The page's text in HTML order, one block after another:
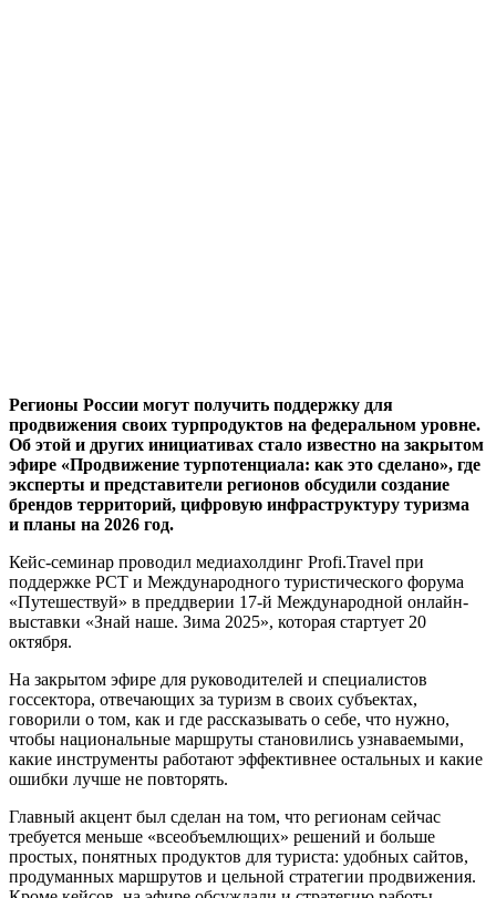
Регионы России могут получить поддержку для
продвижения своих турпродуктов на федеральном уровне.
Об этой и других инициативах стало известно на закрытом
эфире «Продвижение турпотенциала: как это сделано», где
эксперты и представители регионов обсудили создание
брендов территорий, цифровую инфраструктуру туризма
и планы на 2026 год.
Кейс-семинар проводил медиахолдинг Profi.Travel при
поддержке РСТ и Международного туристического форума
«Путешествуй» в преддверии 17-й Международной онлайн-
выставки «Знай наше. Зима 2025», которая стартует 20
октября.
На закрытом эфире для руководителей и специалистов
госсектора, отвечающих за туризм в своих субъектах,
говорили о том, как и где рассказывать о себе, что нужно,
чтобы национальные маршруты становились узнаваемыми,
какие инструменты работают эффективнее остальных и какие
ошибки лучше не повторять.
Главный акцент был сделан на том, что регионам сейчас
требуется меньше «всеобъемлющих» решений и больше
простых, понятных продуктов для туриста: удобных сайтов,
продуманных маршрутов и цельной стратегии продвижения.